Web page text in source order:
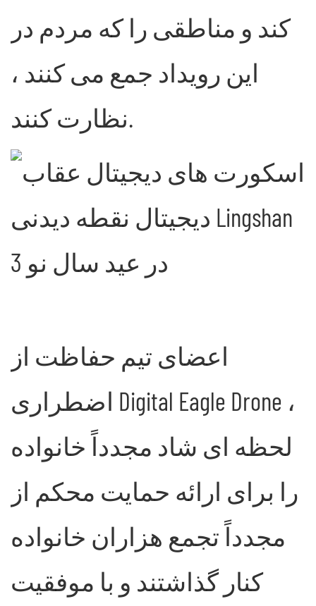
کند و مناطقی را که مردم در
این رویداد جمع می کنند ،
نظارت کنند.
اعضای تیم حفاظت از
اضطراری Digital Eagle Drone ،
لحظه ای شاد مجدداً خانواده
را برای ارائه حمایت محکم از
مجدداً تجمع هزاران خانواده
کنار گذاشتند و با موفقیت